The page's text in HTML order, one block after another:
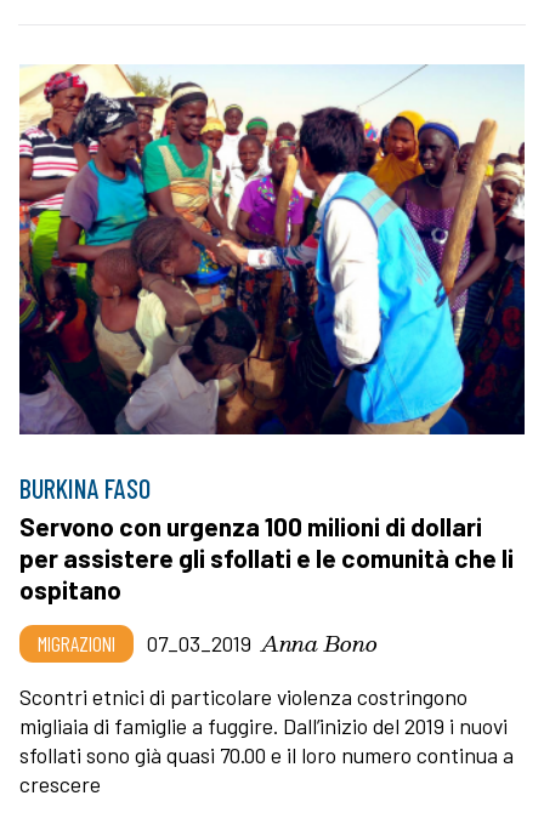
BURKINA FASO
Servono con urgenza 100 milioni di dollari
per assistere gli sfollati e le comunità che li
ospitano
MIGRAZIONI 07_03_2019 Anna Bono
Scontri etnici di particolare violenza costringono
migliaia di famiglie a fuggire. Dall’inizio del 2019 i nuovi
sfollati sono già quasi 70.00 e il loro numero continua a
crescere